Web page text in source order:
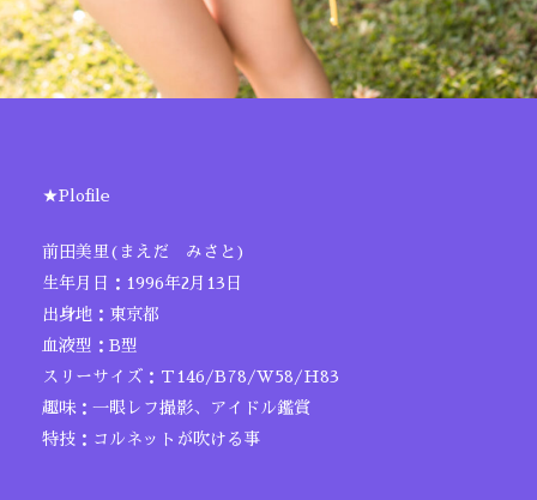
★Plofile
前田美里(まえだ みさと)
生年月日：1996年2月13日
出身地：東京都
血液型：B型
スリーサイズ：Ｔ146/B78/W58/H83
趣味：一眼レフ撮影、アイドル鑑賞
特技：コルネットが吹ける事